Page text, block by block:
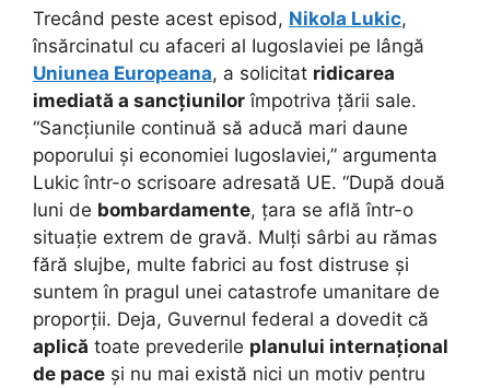
Trecând peste acest episod, Nikola Lukic,
însărcinatul cu afaceri al Iugoslaviei pe lângă
Uniunea Europeana, a solicitat ridicarea
imediată a sancțiunilor împotriva țării sale.
“Sancțiunile continuă să aducă mari daune
poporului și economiei Iugoslaviei,” argumenta
Lukic într-o scrisoare adresată UE. “După două
luni de bombardamente, țara se află într-o
situație extrem de gravă. Mulți sârbi au rămas
fără slujbe, multe fabrici au fost distruse și
suntem în pragul unei catastrofe umanitare de
proporții. Deja, Guvernul federal a dovedit că
aplică toate prevederile planului internațional
de pace și nu mai există nici un motiv pentru